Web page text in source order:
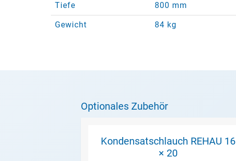
Tiefe 800 mm
Gewicht 84 kg
Optionales Zubehör
Kondensatschlauch REHAU 16
× 20